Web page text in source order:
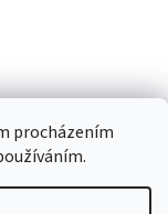
procházením